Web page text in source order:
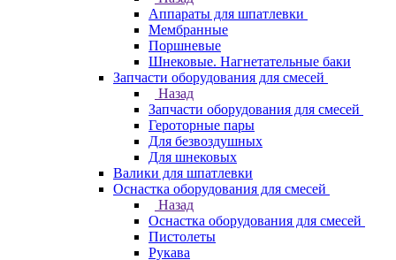
Аппараты для шпатлевки
Мембранные
Поршневые
Шнековые. Нагнетательные баки
Запчасти оборудования для смесей
Назад
Запчасти оборудования для смесей
Героторные пары
Для безвоздушных
Для шнековых
Валики для шпатлевки
Оснастка оборудования для смесей
Назад
Оснастка оборудования для смесей
Пистолеты
Рукава